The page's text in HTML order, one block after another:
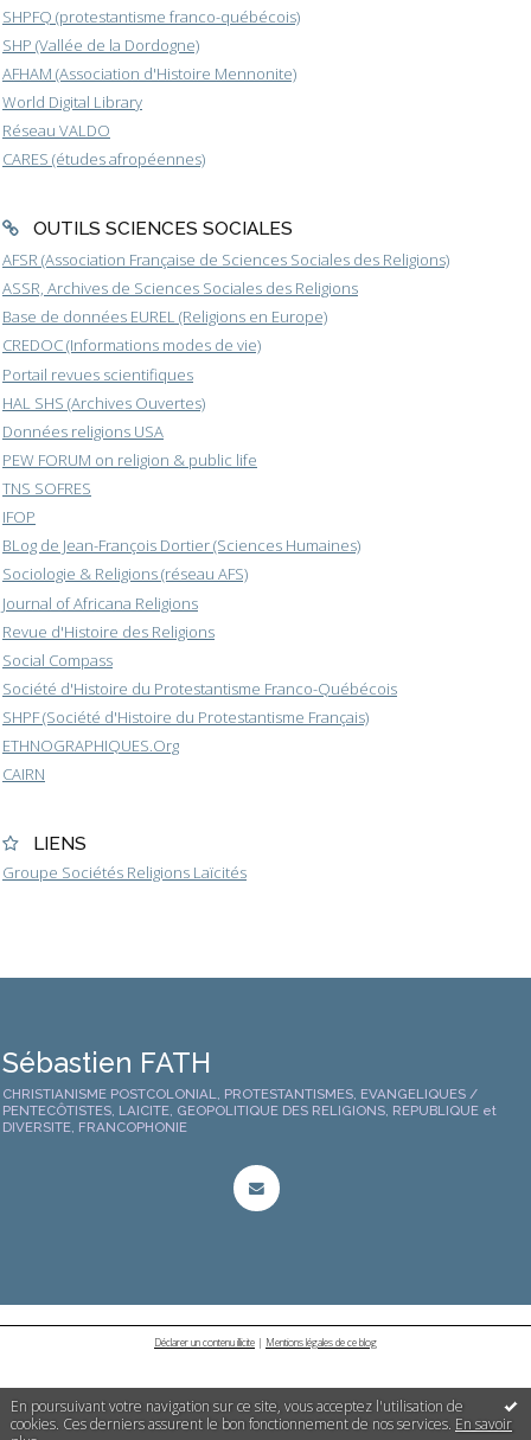
En poursuivant votre navigation sur ce site, vous acceptez l'utilisation de
cookies. Ces derniers assurent le bon fonctionnement de nos services. En savoir
SHPFQ (protestantisme franco-québécois)
SHP (Vallée de la Dordogne)
AFHAM (Association d'Histoire Mennonite)
World Digital Library
Réseau VALDO
CARES (études afropéennes)
OUTILS SCIENCES SOCIALES
AFSR (Association Française de Sciences Sociales des Religions)
ASSR, Archives de Sciences Sociales des Religions
Base de données EUREL (Religions en Europe)
CREDOC (Informations modes de vie)
Portail revues scientifiques
HAL SHS (Archives Ouvertes)
Données religions USA
PEW FORUM on religion & public life
TNS SOFRES
IFOP
BLog de Jean-François Dortier (Sciences Humaines)
Sociologie & Religions (réseau AFS)
Journal of Africana Religions
Revue d'Histoire des Religions
Social Compass
Société d'Histoire du Protestantisme Franco-Québécois
SHPF (Société d'Histoire du Protestantisme Français)
ETHNOGRAPHIQUES.Org
CAIRN
LIENS
Groupe Sociétés Religions Laïcités
Sébastien FATH
CHRISTIANISME POSTCOLONIAL, PROTESTANTISMES, EVANGELIQUES /
PENTECÔTISTES, LAICITE, GEOPOLITIQUE DES RELIGIONS, REPUBLIQUE et
DIVERSITE, FRANCOPHONIE
Déclarer un contenu illicite | Mentions légales de ce blog